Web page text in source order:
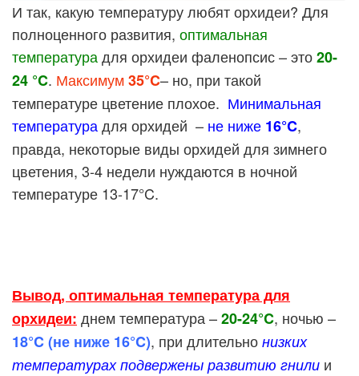
И так, какую температуру любят орхидеи? Для
полноценного развития, оптимальная
температурадля орхидеи фаленопсис – это20-
24 °C. Максимум35°C– но, при такой
температуре цветение плохое. Минимальная
температурадля орхидей – не ниже 16°C,
правда, некоторые виды орхидей для зимнего
цветения, 3-4 недели нуждаются в ночной
температуре 13-17°C.
Вывод, оптимальная температура для
орхидеи: днем температура –20-24°C, ночью –
18°C (не ниже 16°C), при длительно низких
температурах подвержены развитию гнили и